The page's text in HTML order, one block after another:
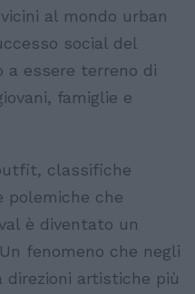
al mondo urban
social del
a essere terreno di
famiglie e
classifiche
polemiche che
è diventato un
fenomeno che negli
direzioni artistiche più